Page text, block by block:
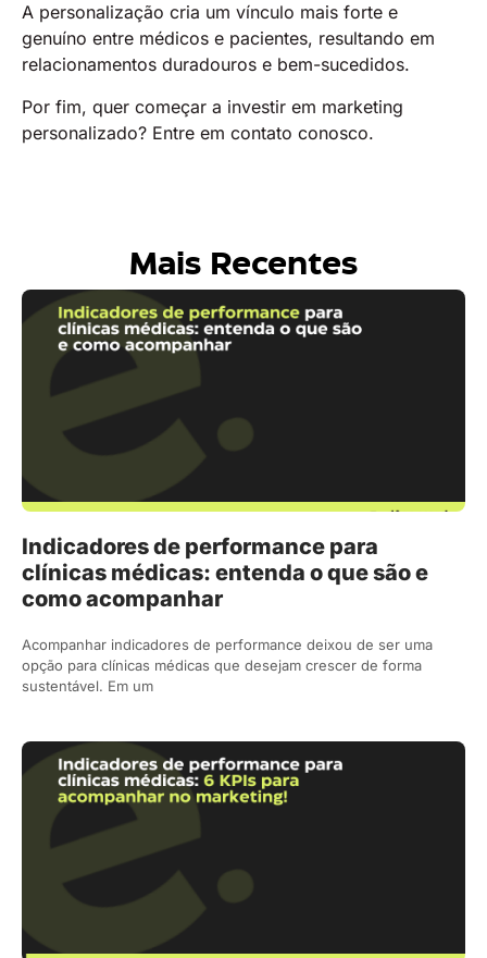
A personalização cria um vínculo mais forte e
genuíno entre médicos e pacientes, resultando em
relacionamentos duradouros e bem-sucedidos.
Por fim, quer começar a investir em marketing
personalizado? Entre em contato conosco.
Mais Recentes
Indicadores de performance para
clínicas médicas: entenda o que são e
como acompanhar
Acompanhar indicadores de performance deixou de ser uma
opção para clínicas médicas que desejam crescer de forma
sustentável. Em um